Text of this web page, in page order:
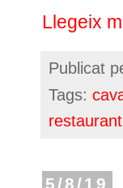
Llegeix
Publicat
Tags:
restaurant
5/8/19